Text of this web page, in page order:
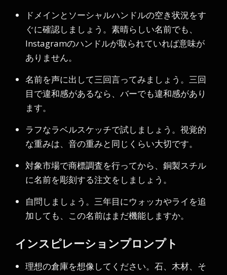
ドメインとソーシャルハンドルの空き状況をす
ぐに確認しましょう。素晴らしい名前でも、
Instagramのハンドルが取られていれば意味が
ありません。
名前を声に出して三回言ってみましょう。三回
目で違和感があるなら、バーでも違和感があり
ます。
ラフなラベルスケッチで試しましょう。視覚的
な重みは、音の重みと同じくらい大切です。
対象市場で商標調査を行ってから、銅製スチル
に名前を彫刻する注文をしましょう。
自問しましょう。三年目にウォッカやライを追
加しても、この名前はまだ機能しますか。
インスピレーションプロンプト
理想の倉庫を想像してください。石、木材、そ